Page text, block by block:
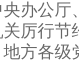
公厅
厉行
方各